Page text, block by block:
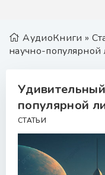
АудиоКниги »
научно-популярной
популярной
СТАТЬИ